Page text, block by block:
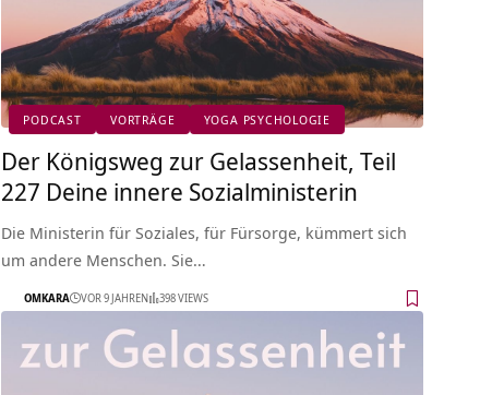
PODCAST VORTRÄGE YOGA PSYCHOLOGIE
Der Königsweg zur Gelassenheit, Teil
227 Deine innere Sozialministerin
Die Ministerin für Soziales, für Fürsorge, kümmert sich
um andere Menschen. Sie…
OMKARA VOR 9 JAHREN 398 VIEWS